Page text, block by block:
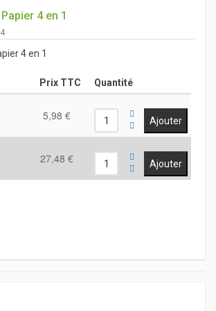
4 en 1
4 en 1
Prix TTC Quantité
5,98 €
27,48 €